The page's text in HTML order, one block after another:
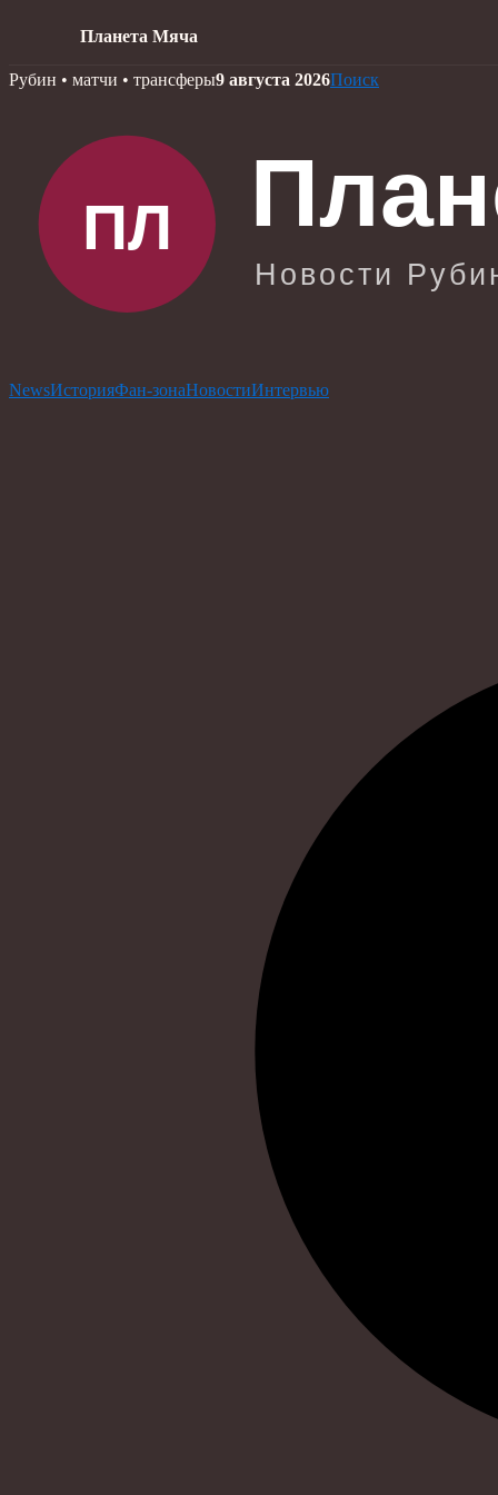
Планета Мяча
Skip
Рубин • матчи • трансферы9 августа 2026Поиск
NewsИсторияФан-зонаНовостиИнтервью